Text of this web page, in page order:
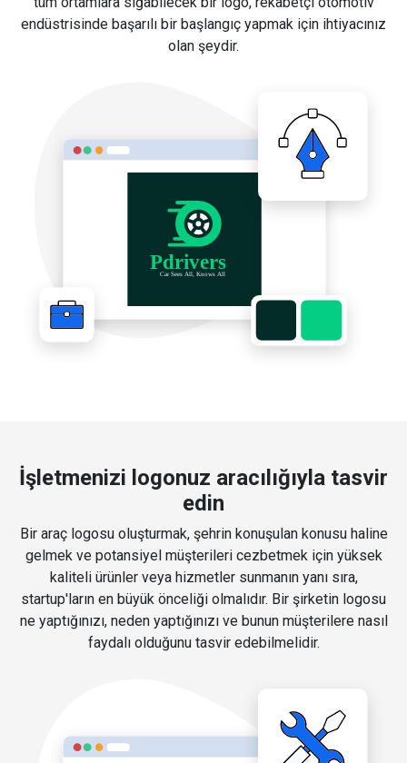
endüstrisinde başarılı bir başlangıç yapmak için ihtiyacınız
olan şeydir.
İşletmenizi logonuz aracılığıyla tasvir
edin
Bir araç logosu oluşturmak, şehrin konuşulan konusu haline
gelmek ve potansiyel müşterileri cezbetmek için yüksek
kaliteli ürünler veya hizmetler sunmanın yanı sıra,
startup'ların en büyük önceliği olmalıdır. Bir şirketin logosu
ne yaptığınızı, neden yaptığınızı ve bunun müşterilere nasıl
faydalı olduğunu tasvir edebilmelidir.